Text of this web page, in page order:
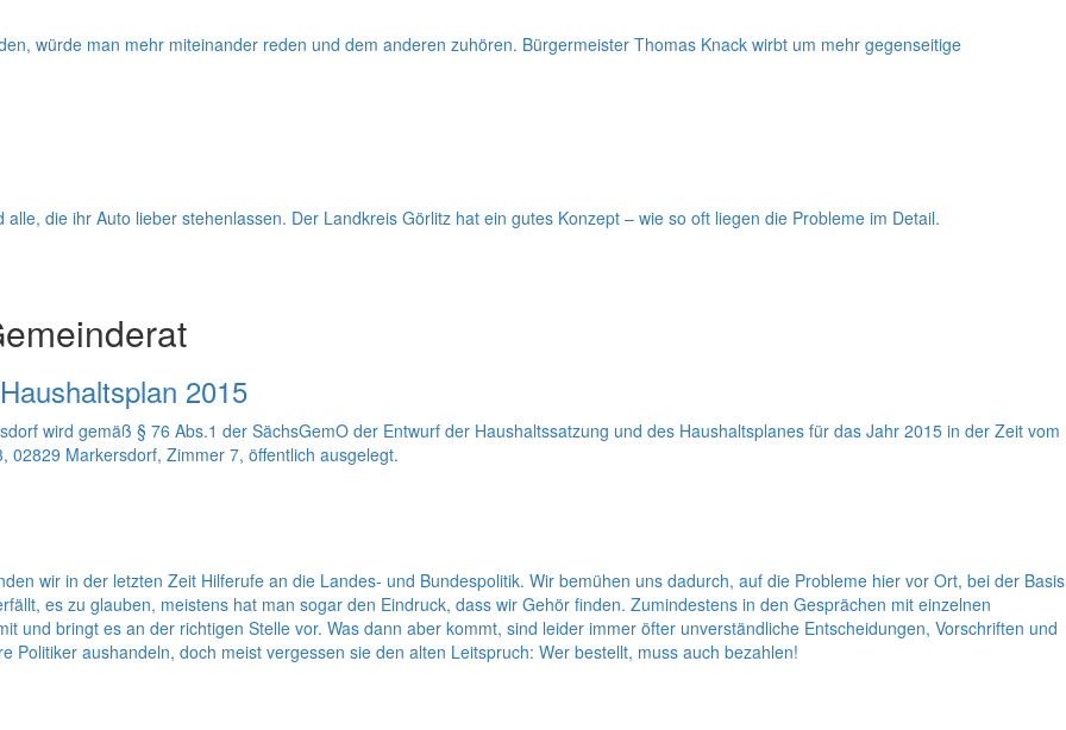
würde man mehr miteinander reden und dem anderen zuhören. Bürgermeister Thomas Knack wirbt um mehr gegenseitige
die ihr Auto lieber stehenlassen. Der Landkreis Görlitz hat ein gutes Konzept – wie so oft liegen die Probleme im Detail.
2015
wird gemäß § 76 Abs.1 der SächsGemO der Entwurf der Haushaltssatzung und des Haushaltsplanes für das Jahr 2015 in der Zeit vom
Markersdorf, Zimmer 7, öffentlich ausgelegt.
wir in der letzten Zeit Hilferufe an die Landes- und Bundespolitik. Wir bemühen uns dadurch, auf die Probleme hier vor Ort, bei der Basis
es zu glauben, meistens hat man sogar den Eindruck, dass wir Gehör finden. Zumindestens in den Gesprächen mit einzelnen
und bringt es an der richtigen Stelle vor. Was dann aber kommt, sind leider immer öfter unverständliche Entscheidungen, Vorschriften und
Politiker aushandeln, doch meist vergessen sie den alten Leitspruch: Wer bestellt, muss auch bezahlen!